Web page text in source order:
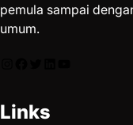
pemula sampai
umum.
Links